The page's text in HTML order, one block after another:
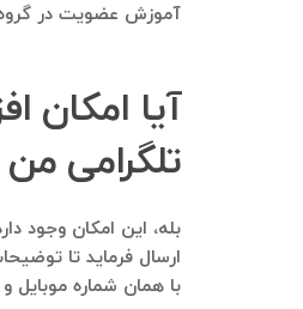
آموزش عضویت در گروه
آیا امکان
تلگرامی
ارسال فرماید تا
با همان شماره موبایل و یا شماره